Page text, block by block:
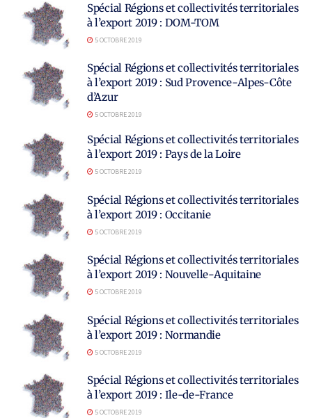
Spécial Régions et collectivités territoriales
à l’export 2019 : DOM-TOM
5 OCTOBRE 2019
Spécial Régions et collectivités territoriales
à l’export 2019 : Sud Provence-Alpes-Côte
d’Azur
5 OCTOBRE 2019
Spécial Régions et collectivités territoriales
à l’export 2019 : Pays de la Loire
5 OCTOBRE 2019
Spécial Régions et collectivités territoriales
à l’export 2019 : Occitanie
5 OCTOBRE 2019
Spécial Régions et collectivités territoriales
à l’export 2019 : Nouvelle-Aquitaine
5 OCTOBRE 2019
Spécial Régions et collectivités territoriales
à l’export 2019 : Normandie
5 OCTOBRE 2019
Spécial Régions et collectivités territoriales
à l’export 2019 : Ile-de-France
5 OCTOBRE 2019